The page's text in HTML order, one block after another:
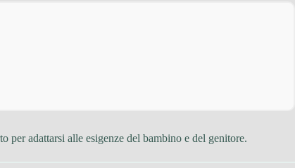
per adattarsi alle esigenze del bambino e del genitore.